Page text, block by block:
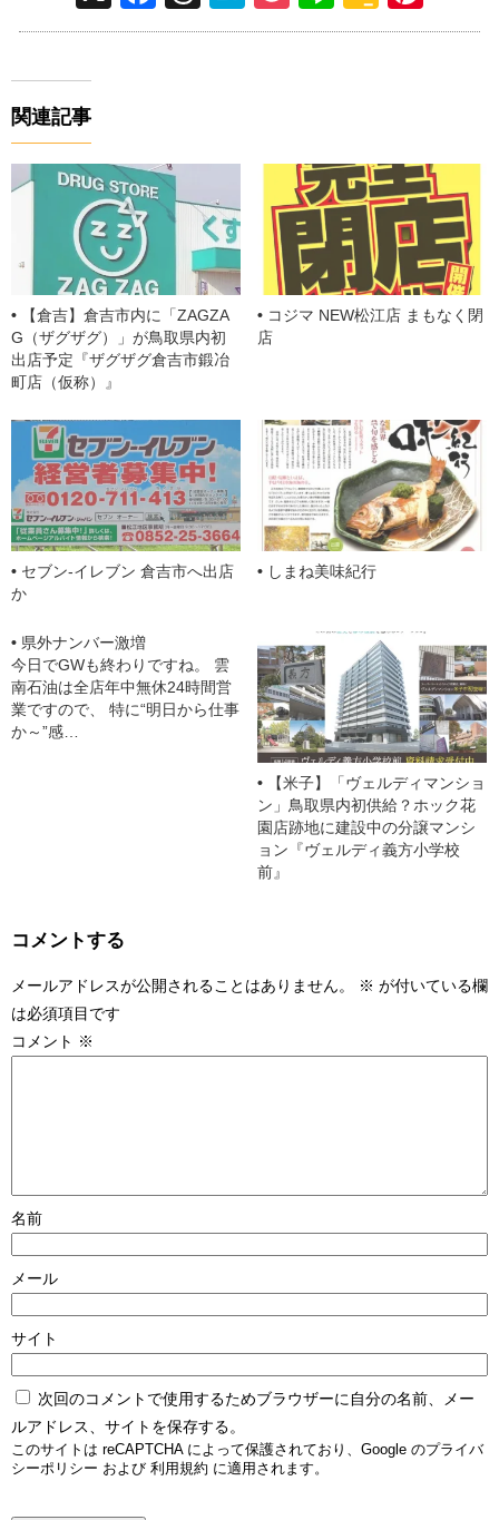
a
o
o
k
hr
s
at o
n
o
Cl
a
ss
ro
o
nt
関連記事
【倉吉】倉吉市内に「ZAGZA
G（ザグザグ）」が鳥取県内初
出店予定『ザグザグ倉吉市鍛冶
町店（仮称）』
コジマ NEW松江店 まもなく閉
店
セブン-イレブン 倉吉市へ出店
か
しまね美味紀行
県外ナンバー激増
今日でGWも終わりですね。 雲
南石油は全店年中無休24時間営
業ですので、 特に“明日から仕事
か～”感…
【米子】「ヴェルディマンショ
ン」鳥取県内初供給？ホック花
園店跡地に建設中の分譲マンシ
ョン『ヴェルディ義方小学校
前』
コメントする
メールアドレスが公開されることはありません。 ※ が付いている欄
は必須項目です
コメント ※
名前
メール
サイト
次回のコメントで使用するためブラウザーに自分の名前、メー
ルアドレス、サイトを保存する。
このサイトは reCAPTCHA によって保護されており、Google のプライバ
シーポリシー および 利用規約 に適用されます。